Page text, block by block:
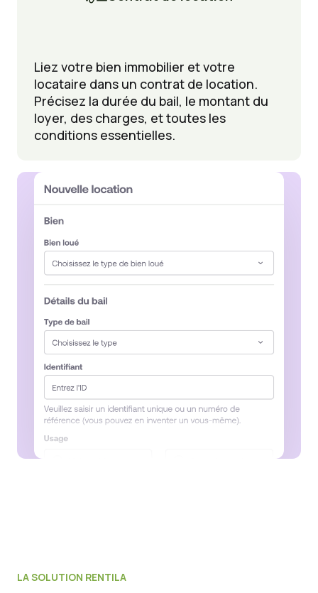
Liez votre bien immobilier et votre
locataire dans un contrat de location.
Précisez la durée du bail, le montant du
loyer, des charges, et toutes les
conditions essentielles.
LA SOLUTION RENTILA